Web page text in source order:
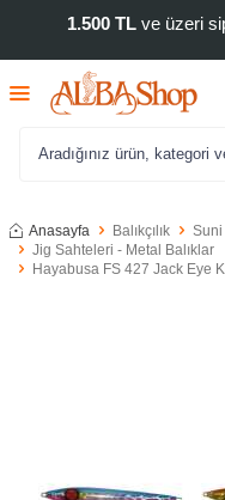
1.500 TLve üzeri
Anasayfa Balıkçılık
Suni
Jig Sahteleri - Metal Balıklar
Hayabusa FS 427 Jack Eye